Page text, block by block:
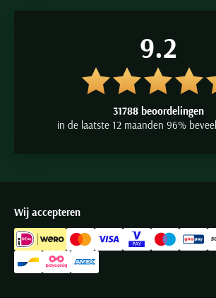
9.2
31788 beoordelingen
in de laatste 12 maanden 96%
Wij accepteren